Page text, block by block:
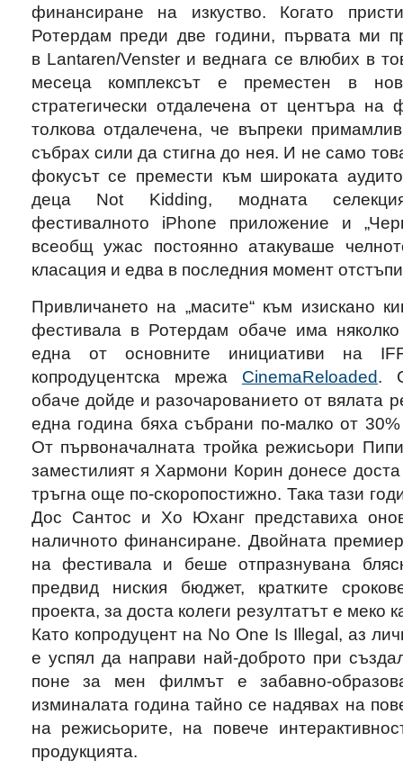
финансиране на изкуство. Когато
Ротердам преди две години, първата ми
в Lantaren/Venster и веднага се влюбих в
месеца комплексът е преместен в
стратегически отдалечена от центъра
толкова отдалечена, че въпреки
събрах сили да стигна до нея. И не само
фокусът се премести към широката
деца Not Kidding, модната
фестивалното iPhone приложение и
всеобщ ужас постоянно атакуваше
класация и едва в последния момент
Привличането на „масите“ към изискано
фестивала в Ротердам обаче има
една от основните инициативи на
копродуцентска мрежа CinemaReloaded.
обаче дойде и разочарованието от вялата
една година бяха събрани по-малко от
От първоначалната тройка режисьори
заместилият я Хармони Корин донесе
тръгна още по-скоропостижно. Така тази
Дос Сантос и Хо Юханг представиха
наличното финансиране. Двойната
на фестивала и беше отпразнувана
предвид ниския бюджет, кратките
проекта, за доста колеги резултатът е меко
Като копродуцент на No One Is Illegal, аз
е успял да направи най-доброто при
поне за мен филмът е забавно-
изминалата година тайно се надявах на
на режисьорите, на повече
продукцията.